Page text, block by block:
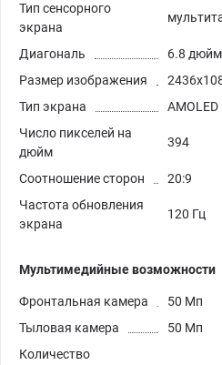
Тип сенсорного
экрана
Диагональ
6.8 дюйм
Размер изображения
Тип экрана
AMOLED
Число пикселей на
дюйм
394
Соотношение сторон
20:9
Частота обновления
экрана
120 Гц
Мультимедийные возможности
Фронтальная камера
50 Мп
Тыловая камера
50 Мп
Количество